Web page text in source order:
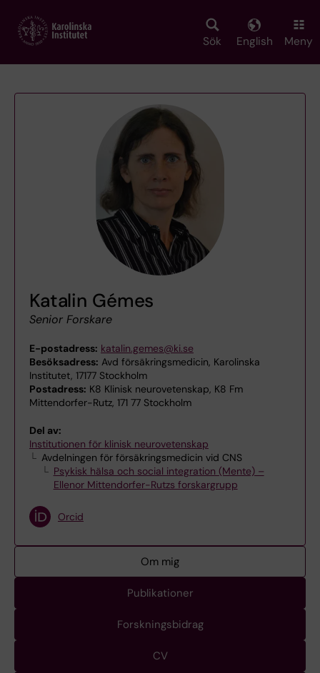
main
Sök English Meny
Katalin Gémes
Senior Forskare
E-postadress: katalin.gemes@ki.se
Besöksadress: Avd försäkringsmedicin, Karolinska
Institutet, 17177 Stockholm
Postadress: K8 Klinisk neurovetenskap, K8 Fm
Mittendorfer-Rutz, 171 77 Stockholm
Del av:
Institutionen för klinisk neurovetenskap
Avdelningen för försäkringsmedicin vid CNS
Psykisk hälsa och social integration (Mente) –
Ellenor Mittendorfer-Rutzs forskargrupp
Orcid
Om mig
Publikationer
Forskningsbidrag
CV